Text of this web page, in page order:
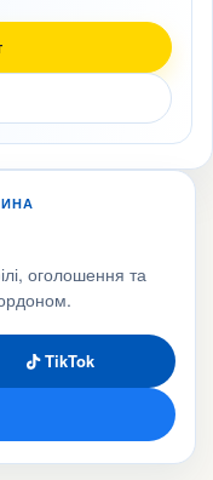
оголошення та
TikTok